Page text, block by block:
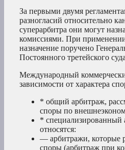
За первыми двумя
разногласий относительно
суперарбитра они могут
комиссиями. При
назначение поручено
Постоянного третейского
Международный
зависимости от характера
* общий арбитраж,
споры по
* специализированный
относятся:
— арбитражи, которые
споры (арбитраж при